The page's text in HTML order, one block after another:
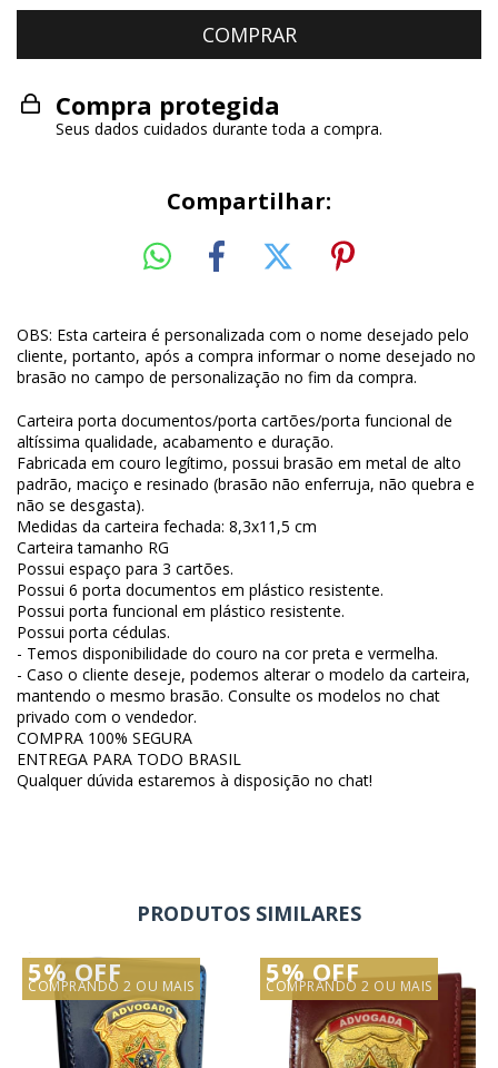
Compra protegida
Seus dados cuidados durante toda a compra.
Compartilhar:
OBS: Esta carteira é personalizada com o nome desejado pelo
cliente, portanto, após a compra informar o nome desejado no
brasão no campo de personalização no fim da compra.
Carteira porta documentos/porta cartões/porta funcional de
altíssima qualidade, acabamento e duração.
Fabricada em couro legítimo, possui brasão em metal de alto
padrão, maciço e resinado (brasão não enferruja, não quebra e
não se desgasta).
Medidas da carteira fechada: 8,3x11,5 cm
Carteira tamanho RG
Possui espaço para 3 cartões.
Possui 6 porta documentos em plástico resistente.
Possui porta funcional em plástico resistente.
Possui porta cédulas.
- Temos disponibilidade do couro na cor preta e vermelha.
- Caso o cliente deseje, podemos alterar o modelo da carteira,
mantendo o mesmo brasão. Consulte os modelos no chat
privado com o vendedor.
COMPRA 100% SEGURA
ENTREGA PARA TODO BRASIL
Qualquer dúvida estaremos à disposição no chat!
PRODUTOS SIMILARES
5% OFF
COMPRANDO 2 OU MAIS 5% OFF
COMPRANDO 2 OU MAIS